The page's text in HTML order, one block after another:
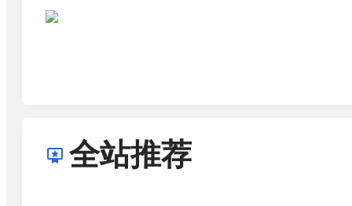
全站推荐